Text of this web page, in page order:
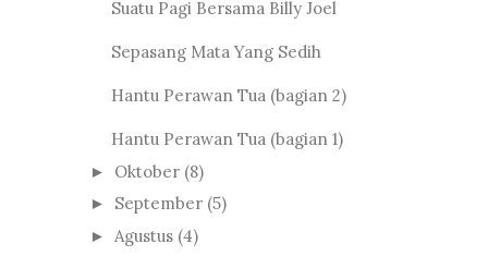
Suatu Pagi Bersama Billy Joel
Sepasang Mata Yang Sedih
Hantu Perawan Tua (bagian 2)
Hantu Perawan Tua (bagian 1)
► Oktober (8)
► September (5)
► Agustus (4)